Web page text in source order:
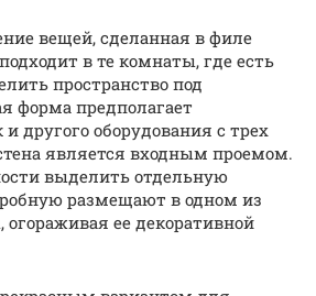
вещей, сделанная в филе
в те комнаты, где есть
пространство под
форма предполагает
и другого оборудования с трех
является входным проемом.
выделить отдельную
размещают в одном из
огораживая ее декоративной